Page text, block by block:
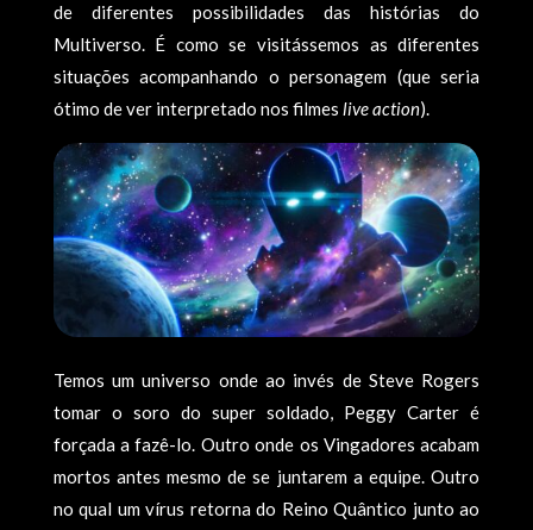
de diferentes possibilidades das histórias do
Multiverso. É como se visitássemos as diferentes
situações acompanhando o personagem (que seria
ótimo de ver interpretado nos filmes live action).
Temos um universo onde ao invés de Steve Rogers
tomar o soro do super soldado, Peggy Carter é
forçada a fazê-lo. Outro onde os Vingadores acabam
mortos antes mesmo de se juntarem a equipe. Outro
no qual um vírus retorna do Reino Quântico junto ao